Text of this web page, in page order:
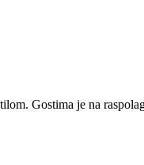
Gostima je na